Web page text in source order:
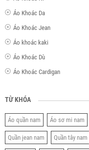
Áo Khoác Da
Áo Khoác Jean
Áo khoác kaki
Áo Khoác Dù
Áo Khoác Cardigan
TỪ KHÓA
Áo quần nam Áo sơ mi nam
Quần jean nam Quần tây nam